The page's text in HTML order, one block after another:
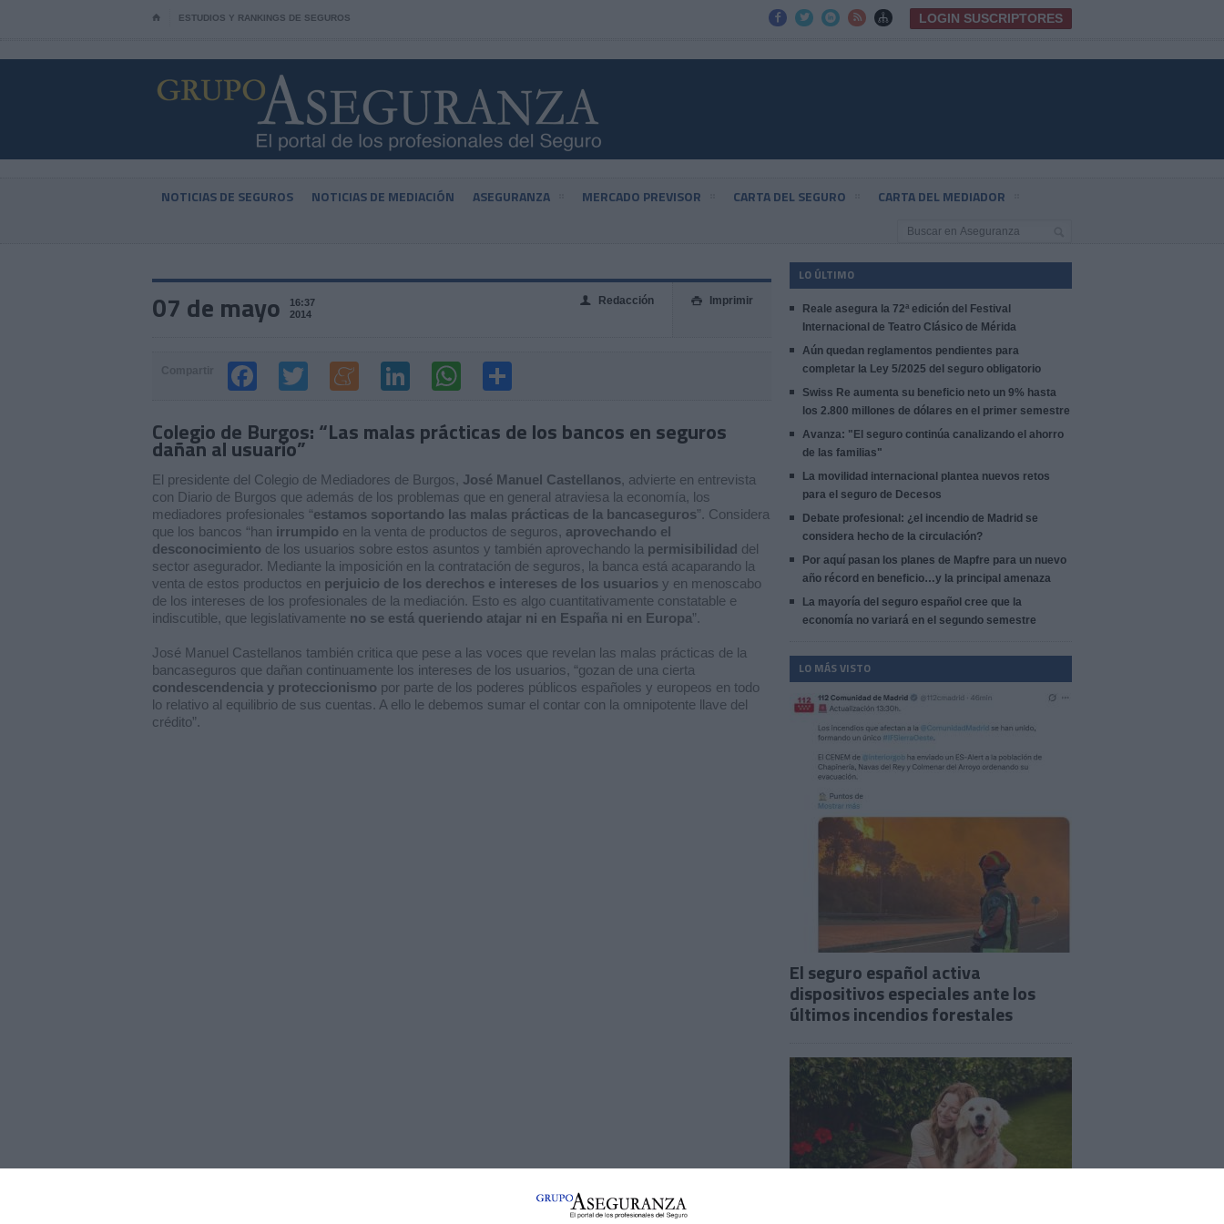
⌂ ESTUDIOS Y RANKINGS DE SEGUROS      LOGIN SUSCRIPTORES
NOTICIAS DE SEGUROS NOTICIAS DE MEDIACIÓN ASEGURANZA MERCADO PREVISOR CARTA DEL SEGURO CARTA DEL MEDIADOR
07 de mayo
16:37
2014
 Imprimir
👤 Redacción
Colegio de Burgos: “Las malas prácticas de los bancos en seguros
dañan al usuario”
El presidente del Colegio de Mediadores de Burgos, José Manuel Castellanos, advierte en entrevista
con Diario de Burgos que además de los problemas que en general atraviesa la economía, los
mediadores profesionales “estamos soportando las malas prácticas de la bancaseguros”. Considera
que los bancos “han irrumpido en la venta de productos de seguros, aprovechando el
desconocimiento de los usuarios sobre estos asuntos y también aprovechando la permisibilidad del
sector asegurador. Mediante la imposición en la contratación de seguros, la banca está acaparando la
venta de estos productos en perjuicio de los derechos e intereses de los usuarios y en menoscabo
de los intereses de los profesionales de la mediación. Esto es algo cuantitativamente constatable e
indiscutible, que legislativamente no se está queriendo atajar ni en España ni en Europa”.
José Manuel Castellanos también critica que pese a las voces que revelan las malas prácticas de la
bancaseguros que dañan continuamente los intereses de los usuarios, “gozan de una cierta
condescendencia y proteccionismo por parte de los poderes públicos españoles y europeos en todo
lo relativo al equilibrio de sus cuentas. A ello le debemos sumar el contar con la omnipotente llave del
crédito”.
LO ÚLTIMO
Reale asegura la 72ª edición del Festival
Internacional de Teatro Clásico de Mérida
Aún quedan reglamentos pendientes para
completar la Ley 5/2025 del seguro obligatorio
Swiss Re aumenta su beneficio neto un 9% hasta
los 2.800 millones de dólares en el primer semestre
Avanza: "El seguro continúa canalizando el ahorro
de las familias"
La movilidad internacional plantea nuevos retos
para el seguro de Decesos
Debate profesional: ¿el incendio de Madrid se
considera hecho de la circulación?
Por aquí pasan los planes de Mapfre para un nuevo
año récord en beneficio…y la principal amenaza
La mayoría del seguro español cree que la
economía no variará en el segundo semestre
LO MÁS VISTO
El seguro español activa
dispositivos especiales ante los
últimos incendios forestales